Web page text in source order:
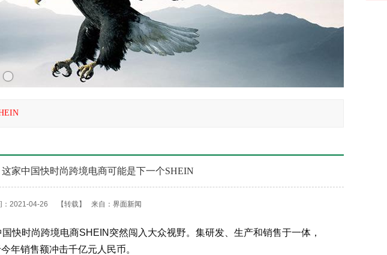
这家中国快时尚跨境电商可能是下一个SHEIN
：2021-04-26 【转载】 来自： 界面新闻
快时尚跨境电商SHEIN突然闯入大众视野。集研发、生产和销售于一体，
年销售额冲击千亿元人民币。